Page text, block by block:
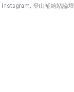
Instagram, 登山補給站論壇